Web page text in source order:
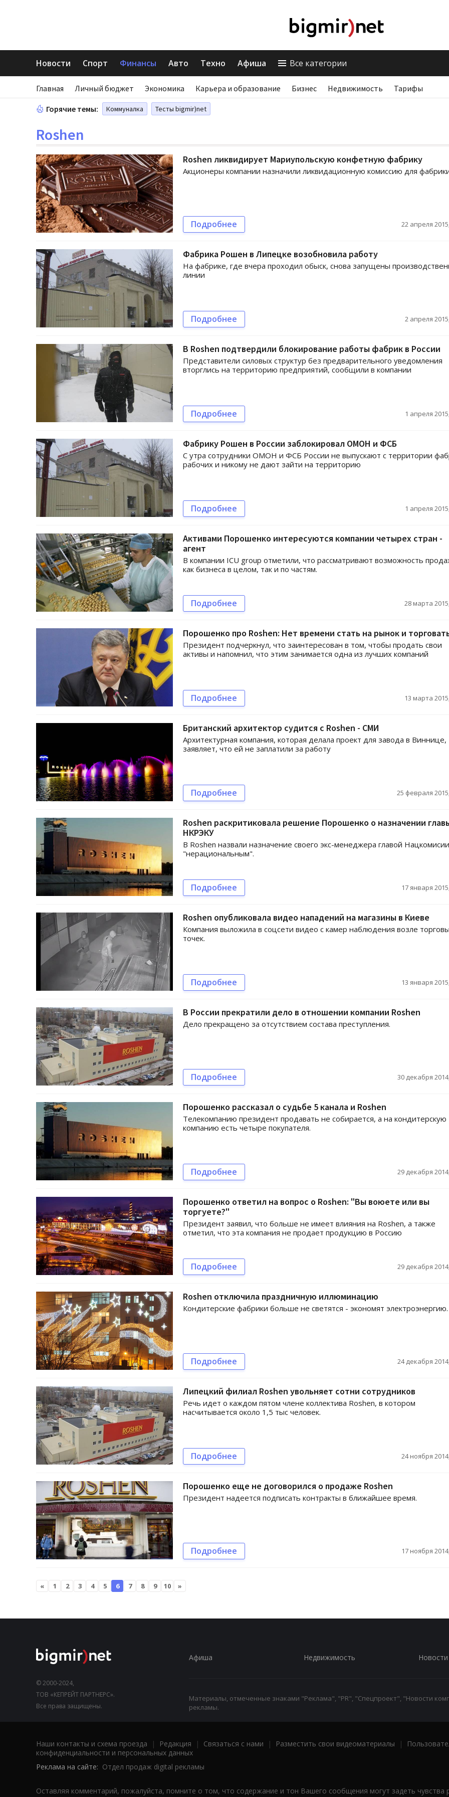
Новости Спорт Финансы Авто Техно Афиша Все категории
Главная Личный бюджет Экономика Карьера и образование Бизнес Недвижимость Тарифы
Горячие темы: Коммуналка Тесты bigmir)net
Roshen
Roshen ликвидирует Мариупольскую конфетную фабрику
Акционеры компании назначили ликвидационную комиссию для
Подробнее 22 апреля
Фабрика Рошен в Липецке возобновила работу
На фабрике, где вчера проходил обыск, снова запущены
линии
Подробнее 2 апреля
В Roshen подтвердили блокирование работы фабрик в России
Представители силовых структур без предварительного уведомления
вторглись на территорию предприятий, сообщили в компании
Подробнее 1 апреля
Фабрику Рошен в России заблокировал ОМОН и ФСБ
С утра сотрудники ОМОН и ФСБ России не выпускают с территории
рабочих и никому не дают зайти на территорию
Подробнее 1 апреля
Активами Порошенко интересуются компании четырех стран -
агент
В компании ICU group отметили, что рассматривают возможность
как бизнеса в целом, так и по частям.
Подробнее 28 марта
Порошенко про Roshen: Нет времени стать на рынок и
Президент подчеркнул, что заинтересован в том, чтобы продать свои
активы и напомнил, что этим занимается одна из лучших компаний
Подробнее 13 марта
Британский архитектор судится с Roshen - СМИ
Архитектурная компания, которая делала проект для завода в Виннице,
заявляет, что ей не заплатили за работу
Подробнее 25 февраля
Roshen раскритиковала решение Порошенко о назначении
НКРЭКУ
В Roshen назвали назначение своего экс-менеджера главой Нацкомисии
"нерациональным".
Подробнее 17 января
Roshen опубликовала видео нападений на магазины в Киеве
Компания выложила в соцсети видео с камер наблюдения возле
точек.
Подробнее 13 января
В России прекратили дело в отношении компании Roshen
Дело прекращено за отсутствием состава преступления.
Подробнее 30 декабря
Порошенко рассказал о судьбе 5 канала и Roshen
Телекомпанию президент продавать не собирается, а на кондитерскую
компанию есть четыре покупателя.
Подробнее 29 декабря
Порошенко ответил на вопрос о Roshen: "Вы воюете или вы
торгуете?"
Президент заявил, что больше не имеет влияния на Roshen, а также
отметил, что эта компания не продает продукцию в Россию
Подробнее 29 декабря
Roshen отключила праздничную иллюминацию
Кондитерские фабрики больше не светятся - экономят электроэнергию.
Подробнее 24 декабря
Липецкий филиал Roshen увольняет сотни сотрудников
Речь идет о каждом пятом члене коллектива Roshen, в котором
насчитывается около 1,5 тыс человек.
Подробнее 24 ноября
Порошенко еще не договорился о продаже Roshen
Президент надеется подписать контракты в ближайшее время.
Подробнее 17 ноября
« 1 2 3 4 5 6 7 8 9 10 »
© 2000-2024,
ТОВ «КЕПРЕЙТ ПАРТНЕРС».
Все права защищены.
Афиша Недвижимость Новости
Материалы, отмеченные знаками "Реклама", "PR", "Спецпроект", "Новости
рекламы.
Наши контакты и схема проезда | Редакция | Связаться с нами | Разместить свои видеоматериалы |
конфиденциальности и персональных данных
Реклама на сайте: Отдел продаж digital рекламы
Оставляя комментарий, пожалуйста, помните о том, что содержание и тон Вашего сообщения могут задеть чувства